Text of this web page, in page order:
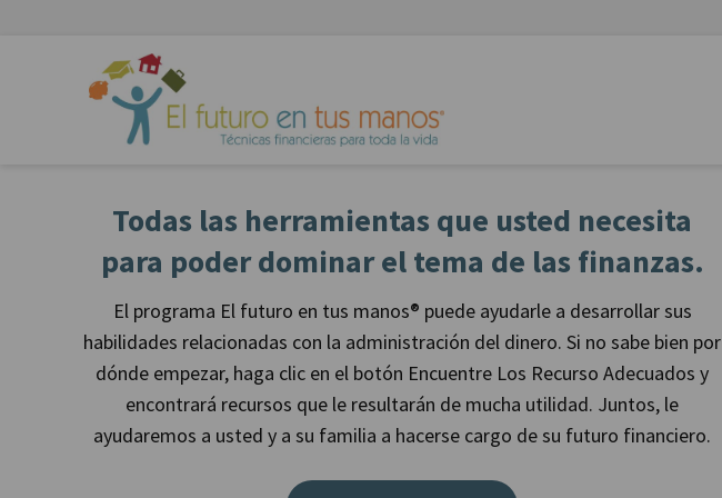
Todas las herramientas que usted necesita
para poder dominar el tema de las finanzas.
El programa El futuro en tus manos® puede ayudarle a desarrollar sus
habilidades relacionadas con la administración del dinero. Si no sabe bien por
dónde empezar, haga clic en el botón Encuentre Los Recurso Adecuados y
encontrará recursos que le resultarán de mucha utilidad. Juntos, le
ayudaremos a usted y a su familia a hacerse cargo de su futuro financiero.